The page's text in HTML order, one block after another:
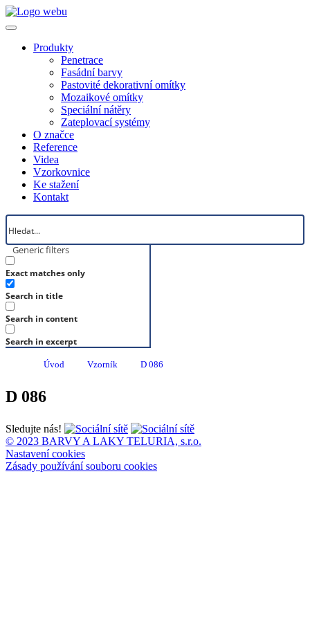
Produkty
Penetrace
Fasádní barvy
Pastovité dekorativní omítky
Mozaikové omítky
Speciální nátěry
Zateplovací systémy
O značce
Reference
Videa
Vzorkovnice
Ke stažení
Kontakt
Generic filters
Exact matches only
Search in title
Search in content
Search in excerpt
Úvod Vzorník D 086
D 086
Sledujte nás!
© 2023 BARVY A LAKY TELURIA, s.r.o.
Nastavení cookies
Zásady používání souboru cookies